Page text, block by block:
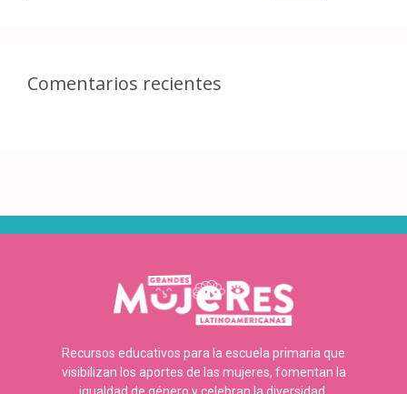
Comentarios recientes
Recursos educativos para la escuela primaria que
visibilizan los aportes de las mujeres, fomentan la
igualdad de género y celebran la diversidad.